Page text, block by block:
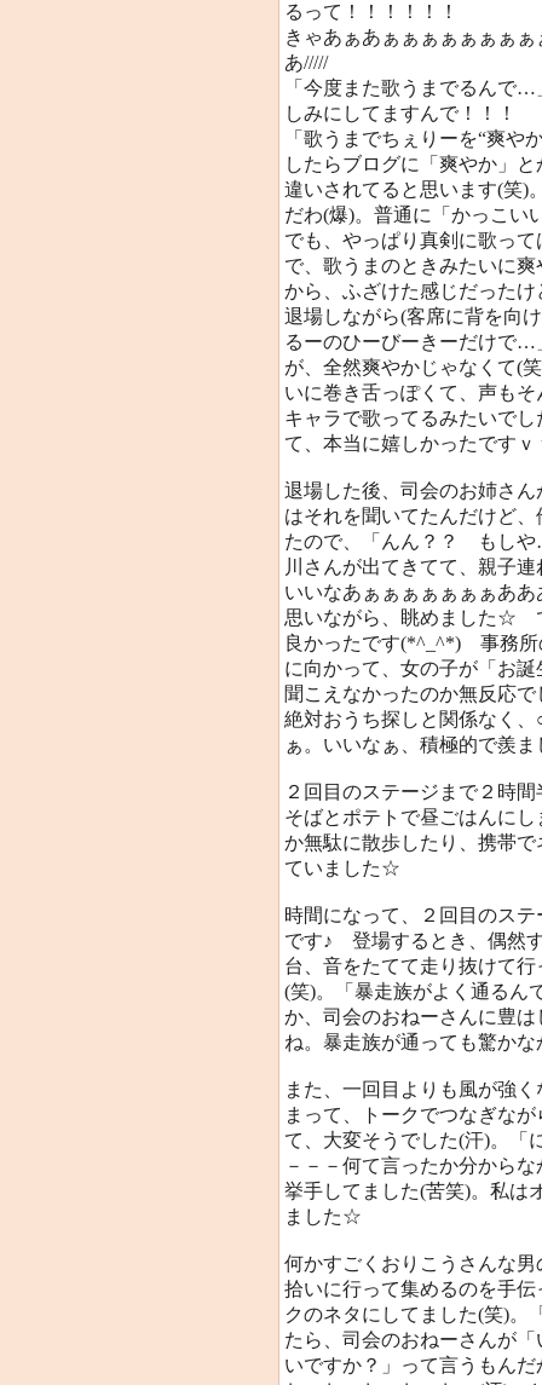
るって！！！！！！
きゃあぁあぁぁぁぁぁぁぁ
あ/////
「今度また歌うまでるんで
しみにしてますんで！！！
「歌うまでちぇりーを“爽や
したらブログに「爽やか」
違いされてると思います(笑)
だわ(爆)。普通に「かっこい
でも、やっぱり真剣に歌っ
で、歌うまのときみたいに
から、ふざけた感じだったけ
退場しながら(客席に背を向
るーのひーびーきーだけで
が、全然爽やかじゃなくて(
いに巻き舌っぽくて、声も
キャラで歌ってるみたいで
て、本当に嬉しかったですｖ
退場した後、司会のお姉さ
はそれを聞いてたんだけど
たので、「んん？？ もしや
川さんが出てきてて、親子
いいなあぁぁぁぁぁぁぁあ
思いながら、眺めました☆
良かったです(*^_^*) 事務所
に向かって、女の子が「お
聞こえなかったのか無反応
絶対おうち探しと関係なく
ぁ。いいなぁ、積極的で羨ま
２回目のステージまで２時
そばとポテトで昼ごはんに
か無駄に散歩したり、携帯
ていました☆
時間になって、２回目のス
です♪ 登場するとき、偶然
台、音をたてて走り抜けて
(笑)。「暴走族がよく通る
か、司会のおねーさんに豊
ね。暴走族が通っても驚か
また、一回目よりも風が強
まって、トークでつなぎな
て、大変そうでした(汗)。「
－－－何て言ったか分から
挙手してました(苦笑)。私は
ました☆
何かすごくおりこうさんな
拾いに行って集めるのを手
クのネタにしてました(笑)。
たら、司会のおねーさんが
いですか？」って言うもん